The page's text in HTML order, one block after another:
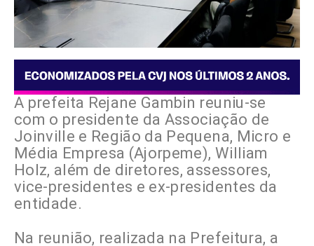
A prefeita Rejane Gambin reuniu-se
com o presidente da Associação de
Joinville e Região da Pequena, Micro e
Média Empresa (Ajorpeme), William
Holz, além de diretores, assessores,
vice-presidentes e ex-presidentes da
entidade.
Na reunião, realizada na Prefeitura, a